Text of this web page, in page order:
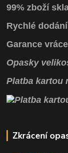
99% zboží
Rychlé
Garance
Opasky
Platba kartou
Zkrácení